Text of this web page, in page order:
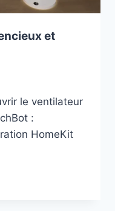
et
le ventilateur
:
HomeKit